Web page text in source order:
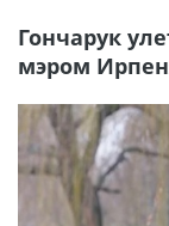
Гончарук
мэром